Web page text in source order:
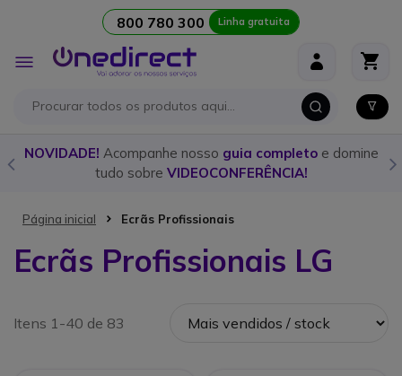
800 780 300 Linha gratuita
Alternar
Nav
Descubra owalkie talkieideal para cada ocasião
nossoguia detalhado!
Página inicial Ecrãs Profissionais
Ecrãs Profissionais LG
Itens 1-40 de 83